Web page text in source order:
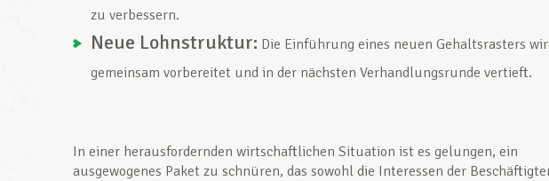
zu verbessern.
Neue Lohnstruktur: Die Einführung eines neuen Gehaltsrasters
gemeinsam vorbereitet und in der nächsten Verhandlungsrunde vertieft.
In einer herausfordernden wirtschaftlichen Situation ist es gelungen, ein
ausgewogenes Paket zu schnüren, das sowohl die Interessen der